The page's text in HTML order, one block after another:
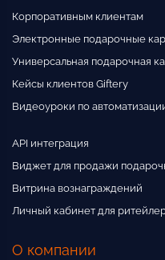
Корпоративным клиентам
Электронные подарочные
Универсальная подарочная
Кейсы клиентов Giftery
Видеоуроки по
API интеграция
Виджет для продажи
Витрина вознаграждений
Личный кабинет для
О компании